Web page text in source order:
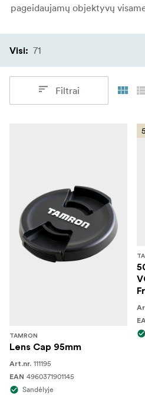
pageidaujamų objektyvų
Visi: 71
Filtrai
TAMRON
Lens Cap 95mm
Art.nr. 111195
EAN 4960371901145
Sandėlyje